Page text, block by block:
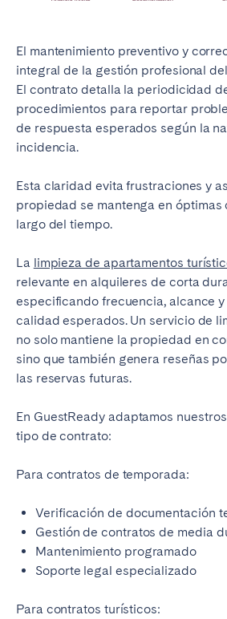
El mantenimiento preventivo y
integral de la gestión profesional
El contrato detalla la periodicidad
procedimientos para reportar
de respuesta esperados según la
incidencia.
Esta claridad evita frustraciones y
propiedad se mantenga en óptimas
largo del tiempo.
La limpieza de apartamentos
relevante en alquileres de corta
especificando frecuencia, alcance
calidad esperados. Un servicio de
no solo mantiene la propiedad en
sino que también genera reseñas
las reservas futuras.
En GuestReady adaptamos
tipo de contrato:
Para contratos de temporada:
Verificación de documentación
Gestión de contratos de media
Mantenimiento programado
Soporte legal especializado
Para contratos turísticos: